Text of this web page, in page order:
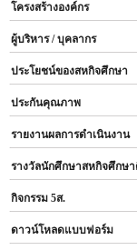
โครงสร้างองค์กร
ผู้บริหาร / บุคลากร
ประโยชน์ของสหกิจศึกษา
ประกันคุณภาพ
รายงานผลการดำเนินงาน
รางวัลนักศึกษาสหกิจศึกษา
กิจกรรม 5ส.
ดาวน์โหลดแบบฟอร์ม